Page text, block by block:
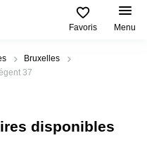
Favoris Menu
Bruxelles
37
disponibles